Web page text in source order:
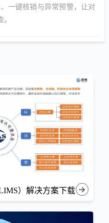
一键核销与异常预警，让对
）解决方案下载